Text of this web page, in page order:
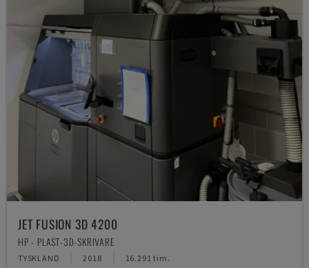
JET FUSION 3D 4200
HP - PLAST-3D-SKRIVARE
TYSKLAND 2018 16.291 tim.